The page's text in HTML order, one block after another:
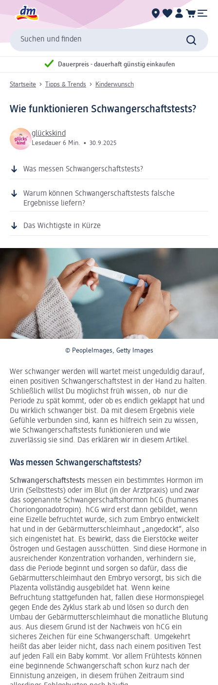
Suchen und finden
Dauerpreis - dauerhaft günstig einkaufen
Startseite Tipps & Trends Kinderwunsch
Wie funktionieren Schwangerschaftstests?
glückskind
Lesedauer 6 Min. • 30.9.2025
Was messen Schwangerschaftstests?
Warum können Schwangerschaftstests falsche
Ergebnisse liefern?
Das Wichtigste in Kürze
© PeopleImages, Getty Images
Wer schwanger werden will wartet meist ungeduldig darauf,
einen positiven Schwangerschaftstest in der Hand zu halten.
Schließlich willst Du möglichst früh wissen, ob nur die
Periode zu spät kommt, oder ob es endlich geklappt hat und
Du wirklich schwanger bist. Da mit diesem Ergebnis viele
Gefühle verbunden sind, kann es hilfreich sein zu wissen,
wie Schwangerschaftstests funktionieren und wie
zuverlässig sie sind. Das erklären wir in diesem Artikel.
Was messen Schwangerschaftstests?
Schwangerschaftstests messen ein bestimmtes Hormon im
Urin (Selbsttests) oder im Blut (in der Arztpraxis) und zwar
das sogenannte Schwangerschaftshormon hCG (humanes
Choriongonadotropin). hCG wird erst dann gebildet, wenn
eine Eizelle befruchtet wurde, sich zum Embryo entwickelt
hat und in der Gebärmutterschleimhaut „angedockt“, also
sich eingenistet hat. Es bewirkt, dass die Eierstöcke weiter
Östrogen und Gestagen ausschütten. Sind diese Hormone in
ausreichender Konzentration vorhanden, verhindern sie,
dass die Periode beginnt und sorgen so dafür, dass die
Gebärmutterschleimhaut den Embryo versorgt, bis sich die
Plazenta vollständig ausgebildet hat. Wenn keine
Befruchtung stattgefunden hat, fallen diese Hormonspiegel
gegen Ende des Zyklus stark ab und lösen so durch den
Umbau der Gebärmutterschleimhaut die monatliche Blutung
aus. Aus diesem Grund ist der Nachweis von hCG ein
sicheres Zeichen für eine Schwangerschaft. Umgekehrt
heißt das aber leider nicht, dass nach einem positiven Test
auf jeden Fall ein Baby kommt. Vor allem Frühtests können
eine beginnende Schwangerschaft schon kurz nach der
Einnistung anzeigen, in diesem frühen Zeitraum sind